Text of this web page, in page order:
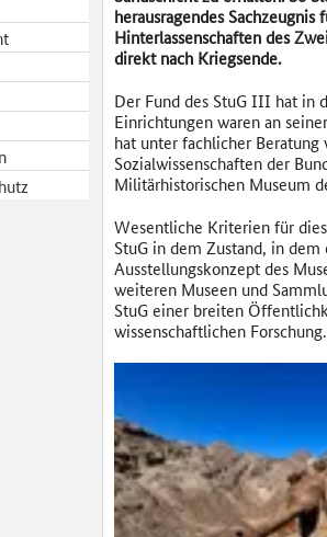
herausragendes
Hinterlassenschaften des
direkt nach Kriegsende.
Der Fund des StuG III hat in
Einrichtungen waren an
hat unter fachlicher
Sozialwissenschaften der
Militärhistorischen Museum
Wesentliche Kriterien für
StuG in dem Zustand, in
Ausstellungskonzept des
weiteren Museen und
StuG einer breiten
wissenschaftlichen Forschung.